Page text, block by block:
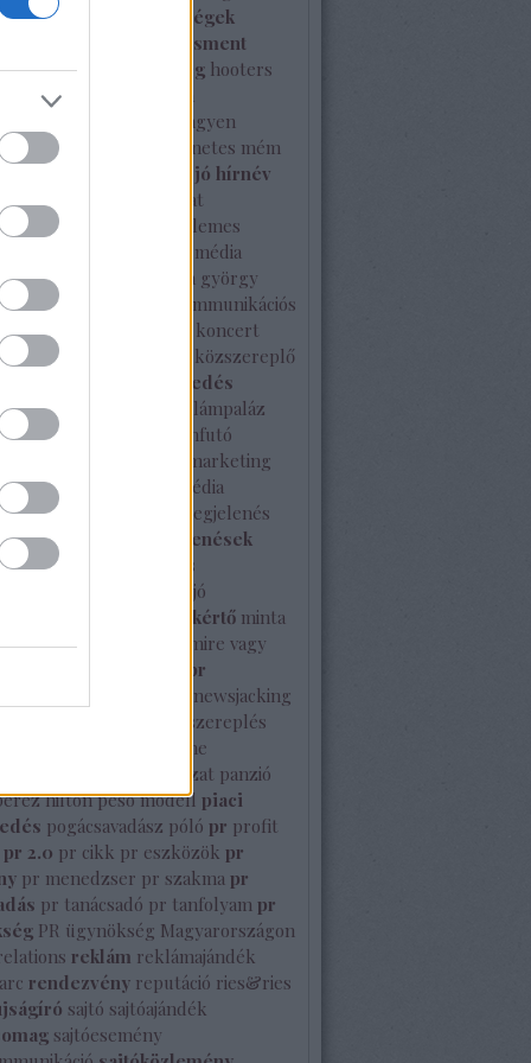
hiba
hírességek
hírnévmenedzsment
hírválogatás hitelesség hooters
Ice-Watch
ille olla
ingyen
interjú
internetes mém
jó hírnév
kapcsolat
kellemes
kiérdemelt média
kisvállalat
klapka györgy
kommunikáció
kommunikációs
kommunikációs terv
koncert
közösségi média
közszereplő
külföldi terjeszkedés
különleges
lámpaláz
tér
Londonfutó
marketing
terv
média
médiahekk
médiamegjelenés
média megjelenések
mém
mesterséges
milyen a jó
minősített szakértő minta
Mutasd meg Te is mire vagy
nemzetközi pr
newsjacking
nyilvános szereplés
online
pályázat panzió
hilton peso modell piaci
pogácsavadász póló pr profit
pr 2.0 pr cikk pr eszközök pr
pr menedzser pr szakma pr
pr tanácsadó pr tanfolyam pr
PR ügynökség Magyarországon
reklám reklámajándék
rendezvény reputáció ries&ries
sajtó sajtóajándék
sajtóesemény